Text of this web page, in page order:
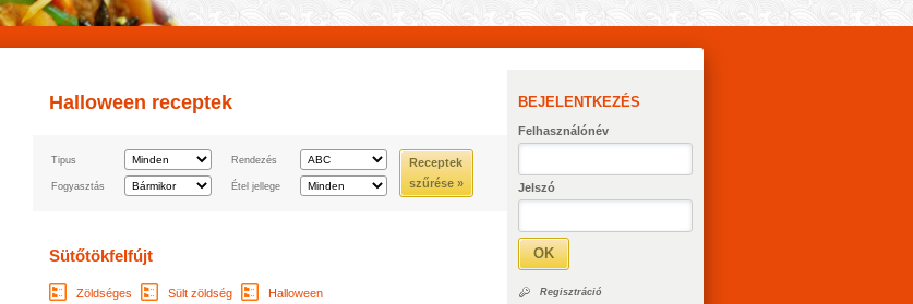
BEJELENTKEZÉS
Felhasználónév
Jelszó
OK
Regisztráció
Halloween receptek
Tipus Rendezés
Receptek
szűrése »
Fogyasztás Étel jellege
Sütőtökfelfújt
Zöldséges Sült zöldség Halloween